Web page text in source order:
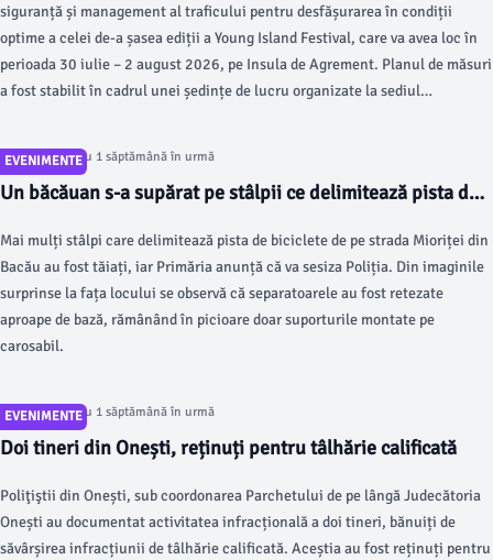
siguranță și management al traficului pentru desfășurarea în condiții
optime a celei de-a șasea ediții a Young Island Festival, care va avea loc în
perioada 30 iulie – 2 august 2026, pe Insula de Agrement. Planul de măsuri
a fost stabilit în cadrul unei ședințe de lucru organizate la sediul
Inspectoratului pentru Situații de Urgență „Maior Constantin Ene”, Poliției
Locale, Instituției Prefectului, Direcției de Sănătate Publică, Direcției
Teritorial de Muncă, Agenției Naționale Împotriva Traficului de Persoane și
organizatorii festivalului.
EVENIMENTE
Articol postat cu 1 săptămână în urmă
Un băcăuan s-a supărat pe stâlpii ce delimitează pista de
a găsi făptașul
Mai mulți stâlpi care delimitează pista de biciclete de pe strada Mioriței din
Bacău au fost tăiați, iar Primăria anunță că va sesiza Poliția. Din imaginile
surprinse la fața locului se observă că separatoarele au fost retezate
aproape de bază, rămânând în picioare doar suporturile montate pe
carosabil.
EVENIMENTE
Articol postat cu 1 săptămână în urmă
Doi tineri din Onești, reținuți pentru tâlhărie calificată
Poliţiştii din Onești, sub coordonarea Parchetului de pe lângă Judecătoria
Onești au documentat activitatea infracțională a doi tineri, bănuiți de
săvârșirea infracțiunii de tâlhărie calificată. Aceștia au fost reținuți pentru